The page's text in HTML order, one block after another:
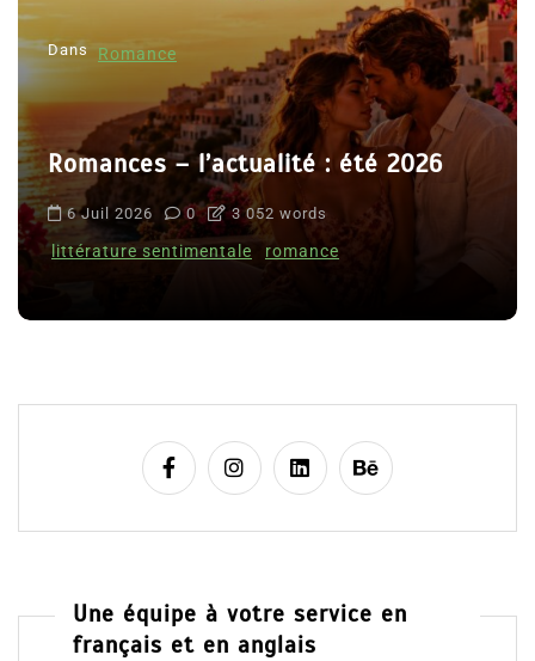
Dans Romance
Romances – l’actualité : été 2026
6 Juil 2026 0 3 052 words
littérature sentimentale romance
Une équipe à votre service en
français et en anglais